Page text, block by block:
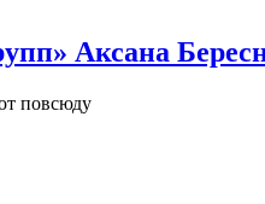
Аксана
повсюду